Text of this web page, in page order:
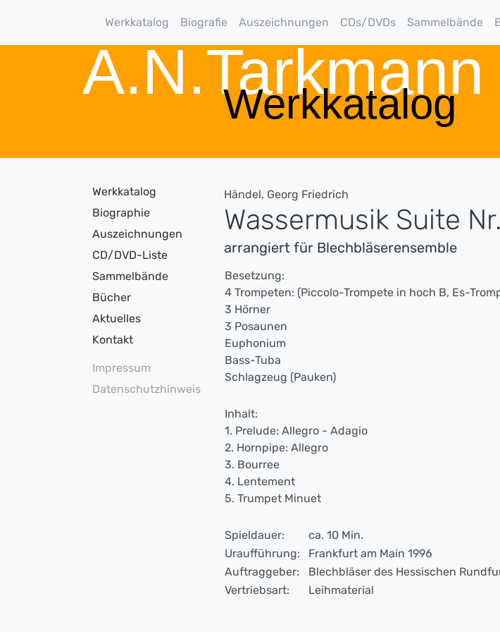
Werkkatalog Biografie Auszeichnungen CDs/DVDs Sammelbände
A.N.Tarkmann
Werkkatalog
Werkkatalog
Biographie
Auszeichnungen
CD/DVD-Liste
Sammelbände
Bücher
Aktuelles
Kontakt
Impressum
Datenschutzhinweis
Händel, Georg Friedrich
Wassermusik Suite
arrangiert für Blechbläserensemble
Besetzung:
4 Trompeten: (Piccolo-Trompete in hoch B, Es-
3 Hörner
3 Posaunen
Euphonium
Bass-Tuba
Schlagzeug (Pauken)
Inhalt:
1. Prelude: Allegro - Adagio
2. Hornpipe: Allegro
3. Bourree
4. Lentement
5. Trumpet Minuet
Spieldauer:
ca. 10 Min.
Uraufführung:
Frankfurt am Main 1996
Auftraggeber:
Blechbläser des Hessischen
Vertriebsart:
Leihmaterial